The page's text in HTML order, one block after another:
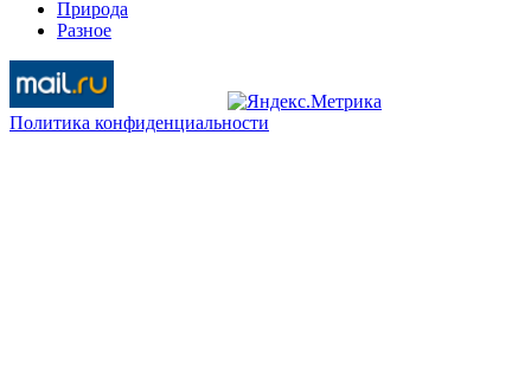
Природа
Разное
Политика конфиденциальности